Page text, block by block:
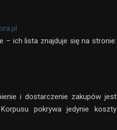
– ich lista znajduje się na stronie:
i dostarczenie zakupów jest
pokrywa jedynie koszty